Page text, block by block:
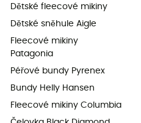
Dětské fleecové mikiny
Dětské sněhule Aigle
Fleecové mikiny
Patagonia
Péřové bundy Pyrenex
Bundy Helly Hansen
Fleecové mikiny Columbia